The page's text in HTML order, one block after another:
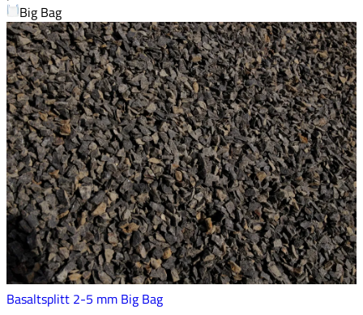
Big Bag
Basaltsplitt 2-5 mm Big Bag